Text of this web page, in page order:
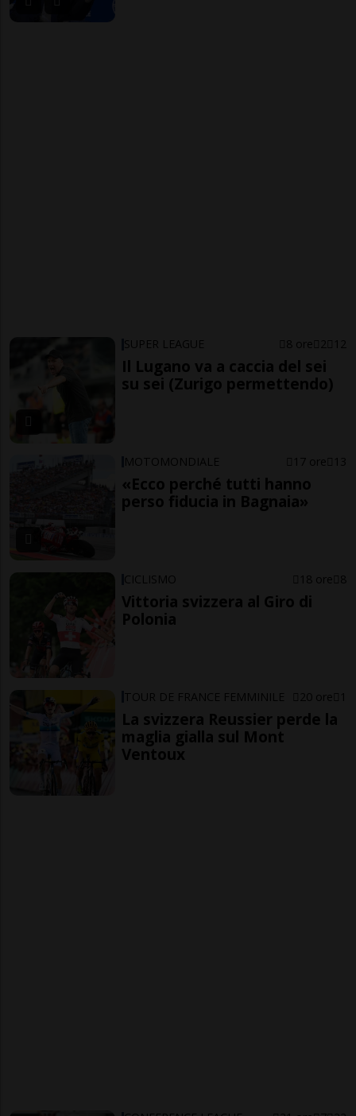
SUPER LEAGUE 8 ore 2 12
Il Lugano va a caccia del sei
su sei (Zurigo permettendo)
MOTOMONDIALE 17 ore 13
«Ecco perché tutti hanno
perso fiducia in Bagnaia»
CICLISMO 18 ore 8
Vittoria svizzera al Giro di
Polonia
TOUR DE FRANCE FEMMINILE 20 ore 1
La svizzera Reussier perde la
maglia gialla sul Mont
Ventoux